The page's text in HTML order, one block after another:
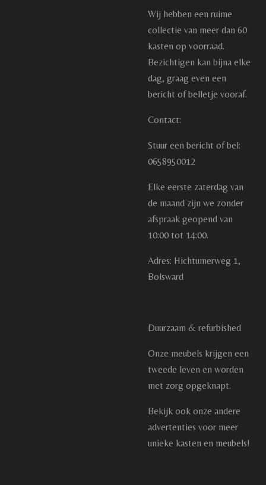
Wij hebben een ruime
collectie van meer dan 60
kasten op voorraad.
Bezichtigen kan bijna elke
dag, graag even een
bericht of belletje vooraf.
Contact:
Stuur een bericht of bel:
0658950012
Elke eerste zaterdag van
de maand zijn we zonder
afspraak geopend van
10:00 tot 14:00.
Adres: Hichtumerweg 1,
Bolsward
Duurzaam & refurbished
Onze meubels krijgen een
tweede leven en worden
met zorg opgeknapt.
Bekijk ook onze andere
advertenties voor meer
unieke kasten en meubels!